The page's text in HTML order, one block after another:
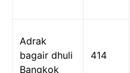
Adrak
bagair dhuli
Bangkok
414